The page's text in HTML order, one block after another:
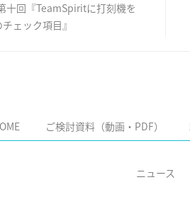
十回『TeamSpiritに打刻機を
ェック項目』
ご検討資料（動画・PDF）
ニュース